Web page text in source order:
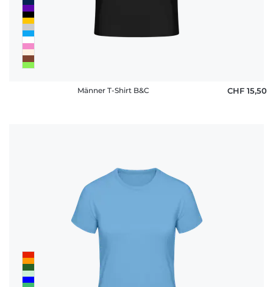
Männer T-Shirt B&C CHF 15,50